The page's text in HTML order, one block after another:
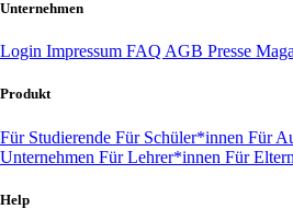
Unternehmen
Login Impressum FAQ AGB Presse
Produkt
Für Studierende Für Schüler*innen Für
Unternehmen Für Lehrer*innen Für Eltern
Help